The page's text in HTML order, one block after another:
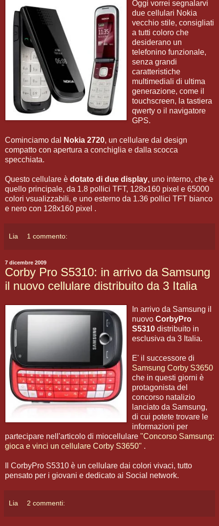
Oggi vorrei segnalarvi
due cellulari Nokia
vecchio stile, consigliati
a tutti coloro che
desiderano un
telefonino funzionale,
senza grandi
caratteristiche
multimediali di ultima
generazione, come il
touchscreen, la tastiera
qwerty o il navigatore
GPS.
Cominciamo dal Nokia 2720, un cellulare dal design
compatto con apertura a conchiglia e dalla scocca
specchiata.
Questo cellulare è dotato di due display, uno interno, che è
quello principale, da 1.8 pollici TFT, 128x160 pixel e 65000
colori vsualizzabili, e uno esterno da 1.36 pollici TFT bianco
e nero con 128x160 pixel .
Lia 1 commento:
7 dicembre 2009
Corby Pro S5310: in arrivo da Samsung
il nuovo cellulare distribuito da 3 Italia
In arrivo da Samsung il
nuovo CorbyPro
S5310 distribuito in
esclusiva da 3 Italia.
E' il successore di
Samsung Corby S3650
che in questi giorni è
protagonista del
concorso natalizio
lanciato da Samsung,
di cui potete trovare le
informazioni per
partecipare nell'articolo di miocellulare "Concorso Samsung:
gioca e vinci un cellulare Corby S3650" .
Il CorbyPro S5310 è un cellulare dai colori vivaci, tutto
pensato per i giovani e dedicato ai Social network.
Lia 2 commenti: